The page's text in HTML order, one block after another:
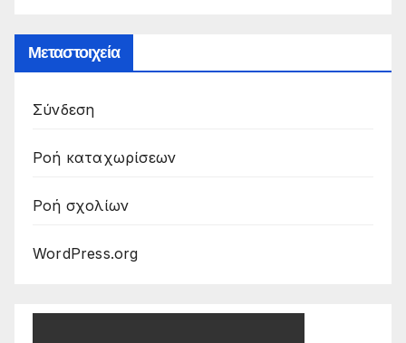
Μεταστοιχεία
Σύνδεση
Ροή καταχωρίσεων
Ροή σχολίων
WordPress.org